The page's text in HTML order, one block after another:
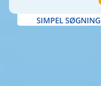
SIMPEL SØGNING